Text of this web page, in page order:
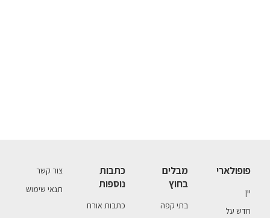
פופולארי
יין
חדש על
מבלים
בחוץ
בתי קפה
כתבות
נוספות
כתבות אורח
צור קשר
תנאי שימוש